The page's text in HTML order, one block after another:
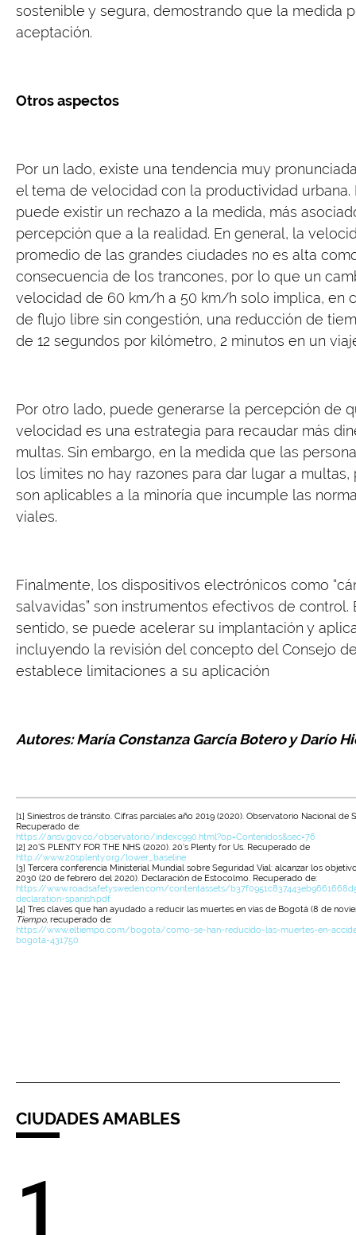
sostenible y segura, demostrando que la medida
aceptación.
Otros aspectos
Por un lado, existe una tendencia muy
el tema de velocidad con la productividad urbana.
puede existir un rechazo a la medida, más
percepción que a la realidad. En general, la
promedio de las grandes ciudades no es alta
consecuencia de los trancones, por lo que un
velocidad de 60 km/h a 50 km/h solo implica, en
de flujo libre sin congestión, una reducción de
de 12 segundos por kilómetro, 2 minutos en un
Por otro lado, puede generarse la percepción de
velocidad es una estrategia para recaudar más
multas. Sin embargo, en la medida que las
los límites no hay razones para dar lugar a multas,
son aplicables a la minoría que incumple las
viales.
Finalmente, los dispositivos electrónicos como
salvavidas” son instrumentos efectivos de control.
sentido, se puede acelerar su implantación y
incluyendo la revisión del concepto del Consejo
establece limitaciones a su aplicación
Autores: María Constanza García Botero y Darío
[1] Siniestros de tránsito. Cifras parciales año 2019 (2020). Observatorio Nacional de
Recuperado de:
https://ansv.gov.co/observatorio/indexc990.html?op=Contenidos&sec=76
[2] 20’S PLENTY FOR THE NHS (2020). 20’s Plenty for Us. Recuperado de
http://www.20splenty.org/lower_baseline
[3] Tercera conferencia Ministerial Mundial sobre Seguridad Vial: alcanzar los
2030 (20 de febrero del 2020). Declaración de Estocolmo. Recuperado de:
https://www.roadsafetysweden.com/contentassets/
declaration-spanish.pdf
[4] Tres claves que han ayudado a reducir las muertes en vías de Bogotá (8 de
Tiempo, recuperado de:
https://www.eltiempo.com/bogota/como-se-han-reducido-las-muertes-en-
bogota-431750
CIUDADES AMABLES
1